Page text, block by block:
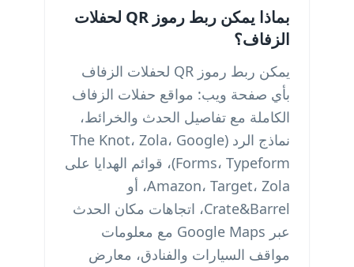
بماذا يمكن ربط رموز QR لحفلات
الزفاف؟
يمكن ربط رموز QR لحفلات الزفاف
بأي صفحة ويب: مواقع حفلات الزفاف
الكاملة مع تفاصيل الحدث والخرائط،
نماذج الرد (The Knot، Zola، Google
Forms، Typeform)، قوائم الهدايا على
Amazon، Target، Zola، أو
Crate&Barrel، اتجاهات مكان الحدث
عبر Google Maps مع معلومات
مواقف السيارات والفنادق، معارض